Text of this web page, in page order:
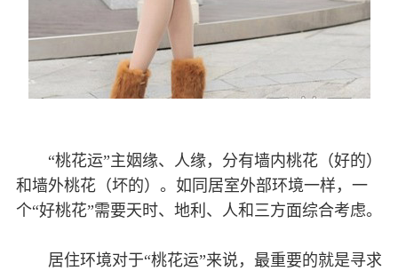
“桃花运”主姻缘、人缘，分有墙内桃花（好的）
和墙外桃花（坏的）。如同居室外部环境一样，一
个“好桃花”需要天时、地利、人和三方面综合考虑。
居住环境对于“桃花运”来说，最重要的就是寻求